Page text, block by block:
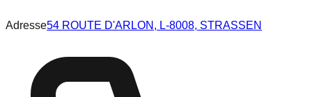
Adresse54 ROUTE D'ARLON, L-8008, STRASSEN